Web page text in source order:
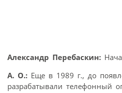
Александр Перебаскин:
А. О.: Еще в 1989 г., до
разрабатывали телефонный